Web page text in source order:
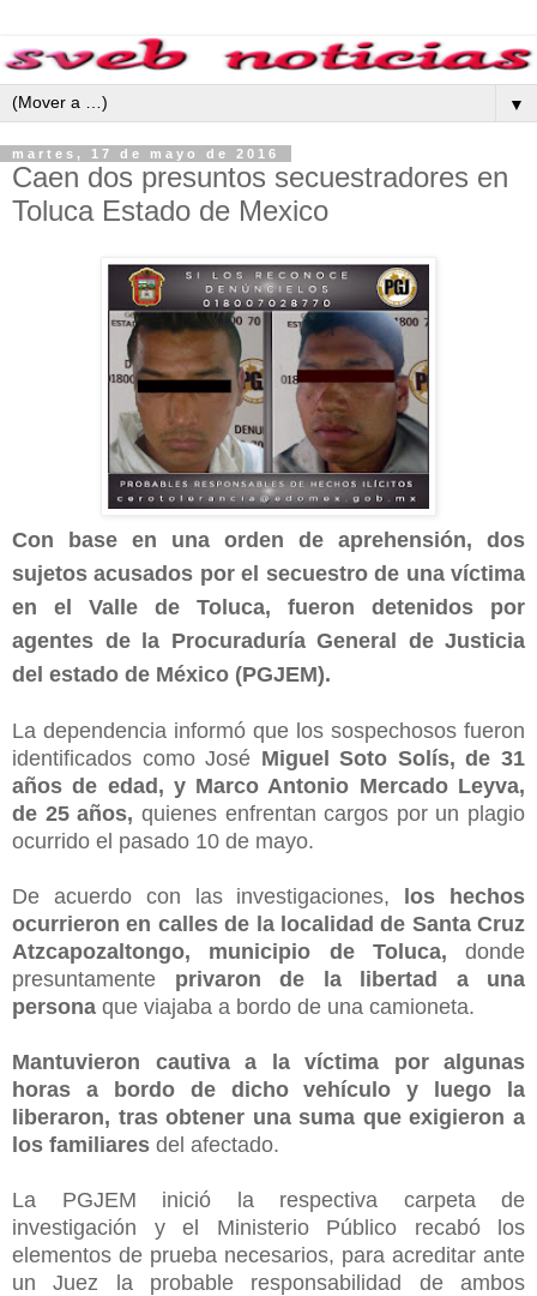
▼
martes, 17 de mayo de 2016
Caen dos presuntos secuestradores en
Toluca Estado de Mexico
Con base en una orden de aprehensión, dos
sujetos acusados por el secuestro de una víctima
en el Valle de Toluca, fueron detenidos por
agentes de la Procuraduría General de Justicia
del estado de México (PGJEM).
La dependencia informó que los sospechosos fueron
identificados como José Miguel Soto Solís, de 31
años de edad, y Marco Antonio Mercado Leyva,
de 25 años, quienes enfrentan cargos por un plagio
ocurrido el pasado 10 de mayo.
De acuerdo con las investigaciones, los hechos
ocurrieron en calles de la localidad de Santa Cruz
Atzcapozaltongo, municipio de Toluca, donde
presuntamente privaron de la libertad a una
persona que viajaba a bordo de una camioneta.
Mantuvieron cautiva a la víctima por algunas
horas a bordo de dicho vehículo y luego la
liberaron, tras obtener una suma que exigieron a
los familiares del afectado.
La PGJEM inició la respectiva carpeta de
investigación y el Ministerio Público recabó los
elementos de prueba necesarios, para acreditar ante
un Juez la probable responsabilidad de ambos